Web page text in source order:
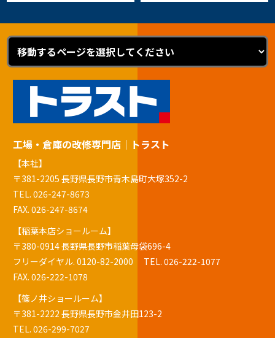
工場・倉庫の改修専門店｜トラスト
【本社】
〒381-2205 長野県長野市青木島町大塚352-2
TEL.026-247-8673
FAX. 026-247-8674
【稲葉本店ショールーム】
〒380-0914 長野県長野市稲葉母袋696-4
フリーダイヤル.0120-82-2000 TEL.026-222-1077
FAX. 026-222-1078
【篠ノ井ショールーム】
〒381-2222 長野県長野市金井田123-2
TEL.026-299-7027